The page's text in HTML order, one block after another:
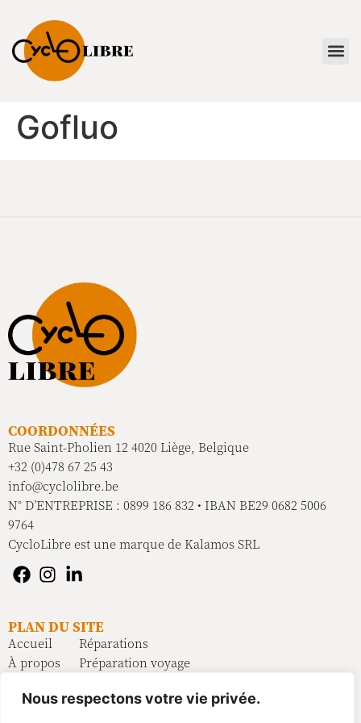
Nous respectons votre vie privée.
Gofluo
COORDONNÉES
Rue Saint-Pholien 12 4020 Liège, Belgique
+32 (0)478 67 25 43
info@cyclolibre.be
N° D’ENTREPRISE : 0899 186 832 • IBAN BE29 0682 5006
9764
CycloLibre est une marque de Kalamos SRL
PLAN DU SITE
Accueil
À propos
Équipement
Réparations
Préparation voyage
Contact